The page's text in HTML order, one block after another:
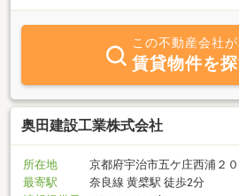
この不動産会社
賃貸物件を
奥田建設工業株式会社
所在地
京都府宇治市五ケ庄西浦２０
最寄駅
奈良線 黄檗駅 徒歩2分